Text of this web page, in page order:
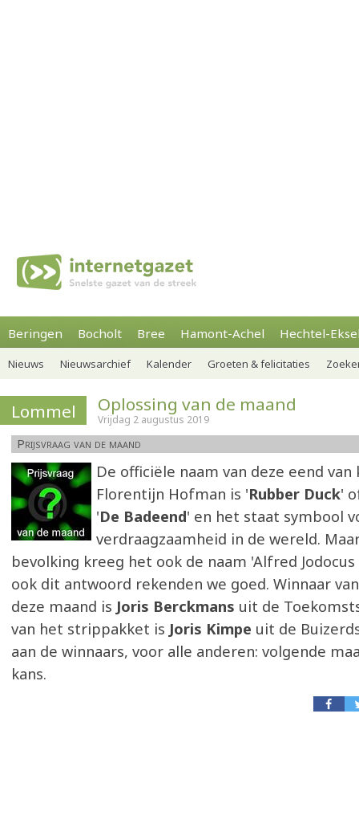
Beringen Bocholt Bree Hamont-Achel Hechtel-
Nieuws Nieuwsarchief Kalender Groeten & felicitaties
Lommel Oplossing van de maand
Vrijdag 2 augustus 2019
Prijsvraag van de maand
De officiële naam van deze eend van
Florentijn Hofman is 'Rubber Duck'
'De Badeend' en het staat symbool
verdraagzaamheid in de wereld.
bevolking kreeg het ook de naam 'Alfred
ook dit antwoord rekenden we goed. Winnaar
deze maand is Joris Berckmans uit de
van het strippakket is Joris Kimpe uit de
aan de winnaars, voor alle anderen: volgende
kans.